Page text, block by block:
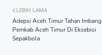
LEBIH LAMA
Adepsi Aceh Timur Tahan Imbang
Pemkab Aceh Timur Di Eksebisi
Sepakbola